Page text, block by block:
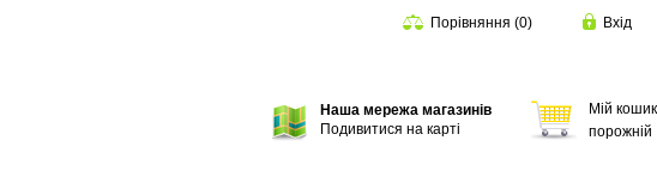
Порівняння (0) Вхід
Наша мережа магазинів
Подивитися на карті
Мій кошик
порожній